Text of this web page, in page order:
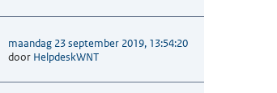
maandag 23 september 2019, 13:54:20
door HelpdeskWNT